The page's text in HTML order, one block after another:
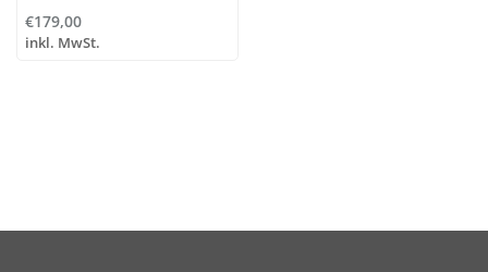
Baumwolle
€179,00
inkl. MwSt.